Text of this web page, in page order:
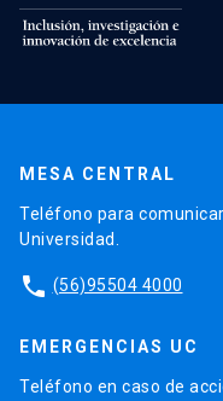
MESA CENTRAL
Teléfono para
Universidad.
phone (56)95504 4000
EMERGENCIAS UC
Teléfono en caso de